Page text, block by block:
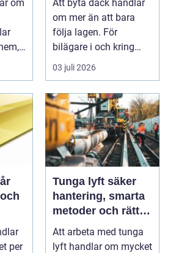
om
Att byta däck handlar
om mer än att bara
följa lagen. För
bilägare i och kring
Vännäs påverkar
däcks...
03 juli 2026
per
Tunga lyft säker
hantering, smarta
metoder och rätt
utrustning
Att arbeta med tunga
lyft handlar om mycket